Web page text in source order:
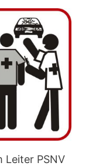
Leiter PSNV